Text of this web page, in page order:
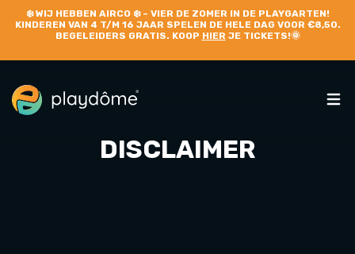
❄️WIJ HEBBEN AIRCO ❄️ – VIER DE ZOMER IN DE PLAYGARTEN!
KINDEREN VAN 4 T/M 16 JAAR SPELEN DE HELE DAG VOOR €8,50.
BEGELEIDERS GRATIS. KOOP HIERJE TICKETS!🌞
DISCLAIMER